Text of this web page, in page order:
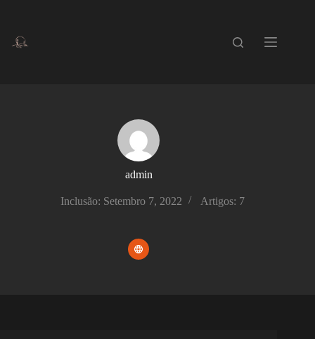
conteúdo
admin
Inclusão: Setembro 7, 2022 Artigos: 7